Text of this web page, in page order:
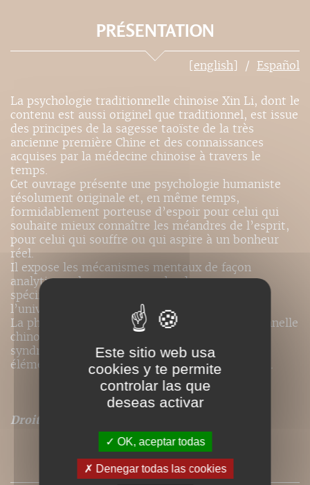
PRÉSENTATION
[english] Español
La psychologie traditionnelle chinoise Xin Li, dont le
contenu est aussi originel que traditionnel, est issue
des principes de la sagesse taoïste de la très
ancienne première Chine et des connaissances
acquises par la médecine chinoise à travers le
temps.
Cet ouvrage présente une psychologie humaniste
résolument originale et, en même temps,
formidablement porteuse d’espoir pour celui qui
souhaite mieux connaître les méandres de l’esprit,
pour celui qui souffre ou qui aspire à un bonheur
réel.
Il expose les mécanismes mentaux de façon
analytique, dans une approche des processus
spécifiquement psychologiques, conforme à
l’universalité des principes originels du Tao.
La physiopathologie de la psychologie traditionnelle
chinoise, trop souvent réduite à l’étude des
syndromes d’organe ou à la théorie des cinq
éléments, est ici présentée dans son intégralité.
Droits de traduction disponibles pour ce titre
SOMMAIRE
Este sitio web usa
cookies y te permite
controlar las que
deseas activar
OK, aceptar todas
Denegar todas las cookies